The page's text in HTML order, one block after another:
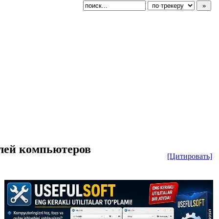
[Цитировать]
компьютеров